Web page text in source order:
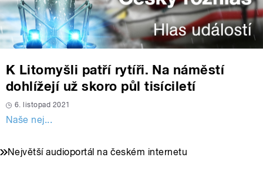
K Litomyšli patří rytíři. Na náměstí
dohlížejí už skoro půl tisíciletí
6. listopad 2021
Naše nej...
Největší audioportál na českém internetu